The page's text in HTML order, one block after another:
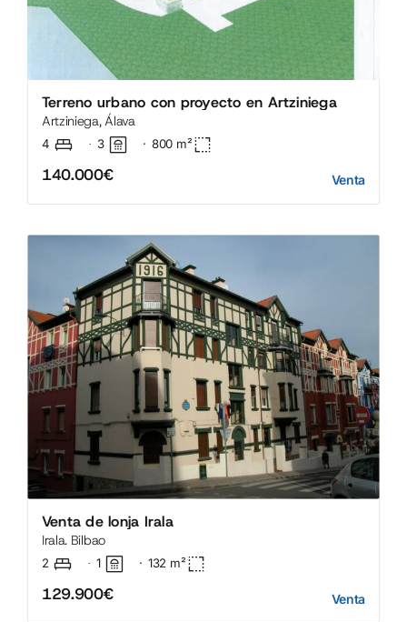
Terreno urbano con proyecto en Artziniega
Artziniega, Álava
4 · 3 · 800 m²
140.000€ Venta
Venta de lonja Irala
Irala. Bilbao
2 · 1 · 132 m²
129.900€ Venta